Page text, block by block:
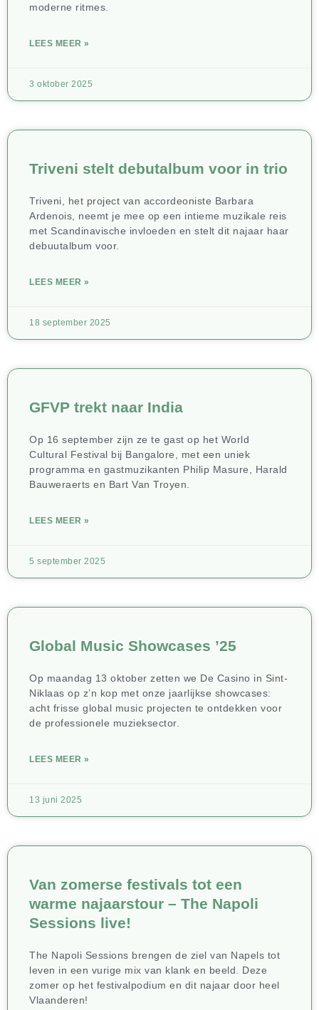
moderne ritmes.
LEES MEER »
3 oktober 2025
Triveni stelt debutalbum voor in trio
Triveni, het project van accordeoniste Barbara
Ardenois, neemt je mee op een intieme muzikale reis
met Scandinavische invloeden en stelt dit najaar haar
debuutalbum voor.
LEES MEER »
18 september 2025
GFVP trekt naar India
Op 16 september zijn ze te gast op het World
Cultural Festival bij Bangalore, met een uniek
programma en gastmuzikanten Philip Masure, Harald
Bauweraerts en Bart Van Troyen.
LEES MEER »
5 september 2025
Global Music Showcases ’25
Op maandag 13 oktober zetten we De Casino in Sint-
Niklaas op z’n kop met onze jaarlijkse showcases:
acht frisse global music projecten te ontdekken voor
de professionele muzieksector.
LEES MEER »
13 juni 2025
Van zomerse festivals tot een
warme najaarstour – The Napoli
Sessions live!
The Napoli Sessions brengen de ziel van Napels tot
leven in een vurige mix van klank en beeld. Deze
zomer op het festivalpodium en dit najaar door heel
Vlaanderen!